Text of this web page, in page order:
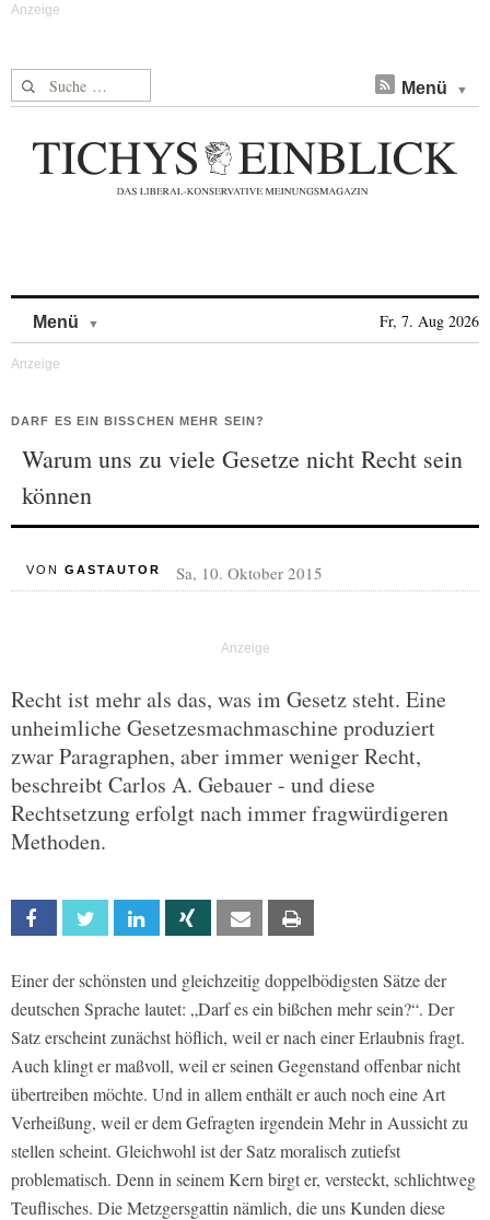
Suche nach: Menü
Menü Fr, 7. Aug 2026
DARF ES EIN BISSCHEN MEHR SEIN?
Warum uns zu viele Gesetze nicht Recht sein
können
VON GASTAUTOR Sa, 10. Oktober 2015
Recht ist mehr als das, was im Gesetz steht. Eine
unheimliche Gesetzesmachmaschine produziert
zwar Paragraphen, aber immer weniger Recht,
beschreibt Carlos A. Gebauer - und diese
Rechtsetzung erfolgt nach immer fragwürdigeren
Methoden.
Facebook Twitter Linkedin Xing Email
Einer der schönsten und gleichzeitig doppelbödigsten Sätze der
deutschen Sprache lautet: „Darf es ein bißchen mehr sein?“. Der
Satz erscheint zunächst höflich, weil er nach einer Erlaubnis fragt.
Auch klingt er maßvoll, weil er seinen Gegenstand offenbar nicht
übertreiben möchte. Und in allem enthält er auch noch eine Art
Verheißung, weil er dem Gefragten irgendein Mehr in Aussicht zu
stellen scheint. Gleichwohl ist der Satz moralisch zutiefst
problematisch. Denn in seinem Kern birgt er, versteckt, schlichtweg
Teuflisches. Die Metzgersgattin nämlich, die uns Kunden diese